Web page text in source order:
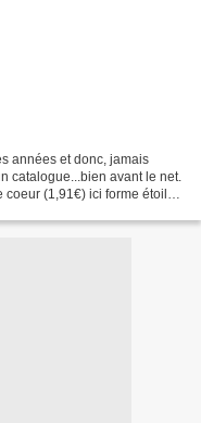
années et donc, jamais
catalogue...bien avant le net.
(1,91€) ici forme étoile